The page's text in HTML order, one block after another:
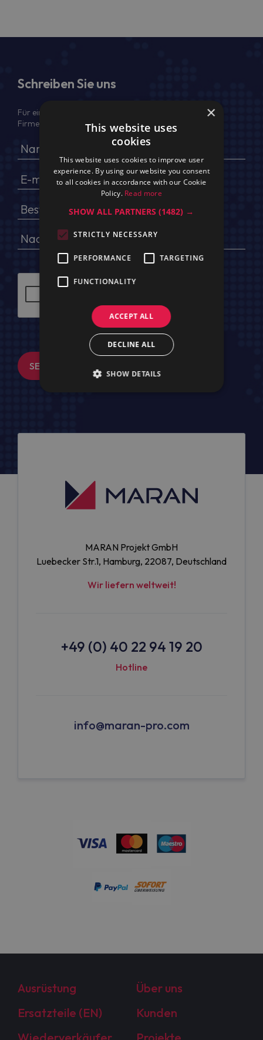
Schreiben Sie uns
Für ein Angebot geben Sie bitte Ihren voller Namen,
Firmendaten, USt.-IdNr. und Lieferadresse an
SENDEN
MARAN Projekt GmbH
Luebecker Str.1, Hamburg, 22087, Deutschland
Wir liefern weltweit!
+49 (0) 40 22 94 19 20
Hotline
info@maran-pro.com
Ausrüstung
Über uns
Ersatzteile (EN)
Kunden
×
This website uses
cookies
This website uses cookies to improve user
experience. By using our website you consent
to all cookies in accordance with our Cookie
Policy. Read more
SHOW ALL PARTNERS(1482) →
STRICTLY NECESSARY
PERFORMANCE TARGETING
FUNCTIONALITY
ACCEPT ALL
DECLINE ALL
SHOW DETAILS